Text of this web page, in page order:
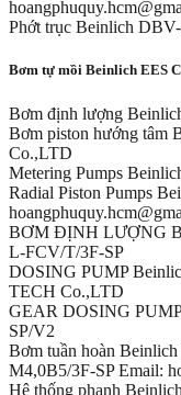
Phớt trục Beinlich
Bơm tự mồi Beinlich EES
Bơm định lượng
Bơm piston hướng tâm
Co.,LTD
Metering Pumps
Radial Piston Pumps
BƠM ĐỊNH LƯỢNG
L-FCV/T/3F-SP
DOSING PUMP
TECH Co.,LTD
GEAR DOSING
SP/V2
Bơm tuần hoàn
M4,0B5/3F-SP Email:
Hệ thống phanh